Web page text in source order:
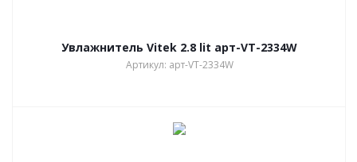
Увлажнитель Vitek 2.8 lit арт-VT-2334W
Артикул: арт-VT-2334W